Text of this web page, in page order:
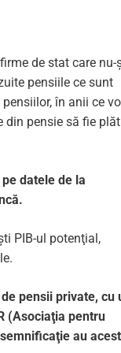
de stat care nu-
pensiile ce sunt
în anii ce
din pensie să fie
datele de la
PIB-ul potenţial,
pensii private, cu
(Asociaţia pentru
au